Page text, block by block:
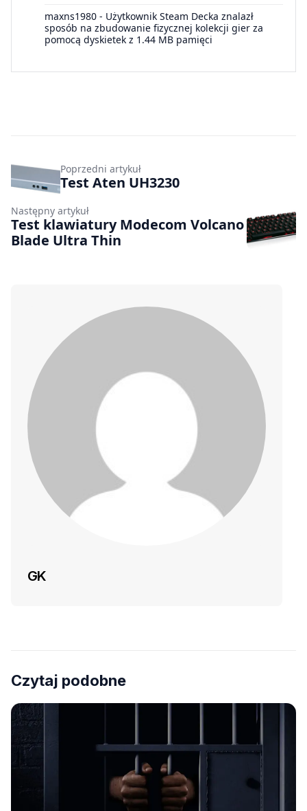
maxns1980 - Użytkownik Steam Decka znalazł
sposób na zbudowanie fizycznej kolekcji gier za
pomocą dyskietek z 1.44 MB pamięci
Poprzedni artykuł
Test Aten UH3230
Następny artykuł
Test klawiatury Modecom Volcano
Blade Ultra Thin
GK
Czytaj podobne